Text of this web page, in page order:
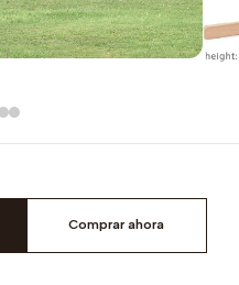
Comprar ahora